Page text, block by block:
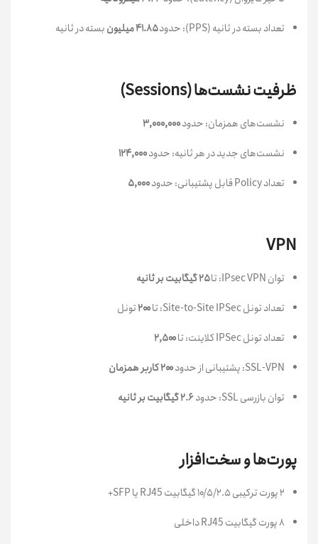
تعداد بسته در ثانیه (PPS): حدود
۴۱.۸۵ میلیون بسته در ثانیه
ظرفیت نشست‌ها (Sessions)
نشست‌های همزمان: حدود۳,۰۰۰,۰۰۰
نشست‌های جدید در هر ثانیه: حدود۱۲۴,۰۰۰
تعداد Policy قابل پشتیبانی: حدود
۵,۰۰۰
VPN
توان IPsec VPN: تا
۲۵ گیگابیت بر ثانیه
تعداد تونل‌ Site-to-Site IPSec: تا
۲۰۰تونل
تعداد تونل IPSec کلاینت: تا
۲,۵۰۰
SSL-VPN: پشتیبانی از حدود
۲۰۰ کاربر همزمان
توان بازرسی SSL: حدود
۲.۶ گیگابیت بر ثانیه
پورت‌ها و سخت‌افزار
۲ پورت ترکیبی ۱۰/۵/۲.۵ گیگابیت RJ45 یا SFP+
۸ پورت گیگابیت RJ45 داخلی